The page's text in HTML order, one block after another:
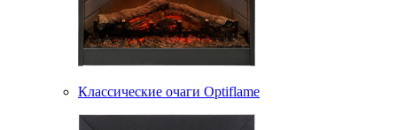
Классические очаги Optiflame